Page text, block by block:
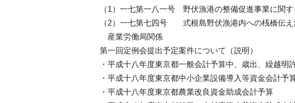
（1）一七第一八一号 野伏漁港の整備促進事業に関
（2）一七第七四号 式根島野伏漁港内への桟橋伝え
産業労働局関係
第一回定例会提出予定案件について（説明）
・平成十八年度東京都一般会計予算中、歳出、繰越
・平成十八年度東京都中小企業設備導入等資金会計予
・平成十八年度東京都農業改良資金助成会計予算